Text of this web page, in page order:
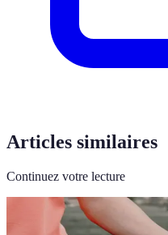
Articles similaires
Continuez votre lecture